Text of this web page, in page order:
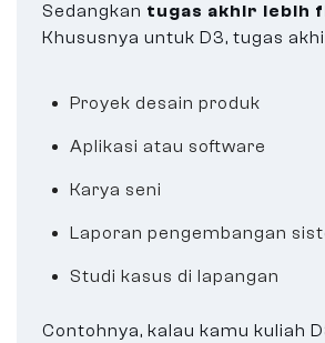
Sedangkan tugas akhir lebih
Khususnya untuk D3, tugas
Proyek desain produk
Aplikasi atau software
Karya seni
Laporan pengembangan
Studi kasus di lapangan
Contohnya, kalau kamu kuliah